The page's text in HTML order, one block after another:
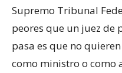
Supremo Tribunal
peores que un juez de
pasa es que no
como ministro o como